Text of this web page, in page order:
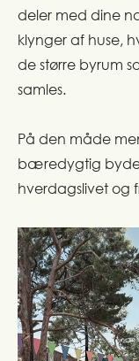
deler med dine
klynger af huse,
de større byrum
samles.
På den måde
bæredygtig
hverdagslivet og